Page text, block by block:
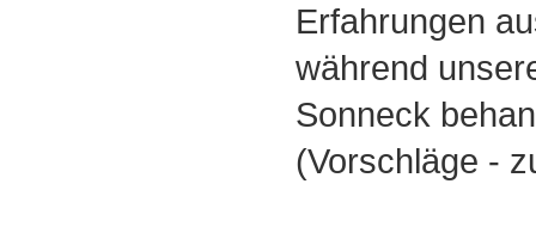
Erfahrungen
während
Sonneck
(Vorschläge -